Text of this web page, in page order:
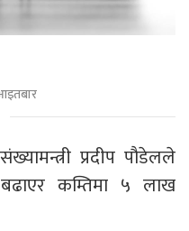
प्रदीप पौडेलले
बढाएर कम्तिमा ५ लाख